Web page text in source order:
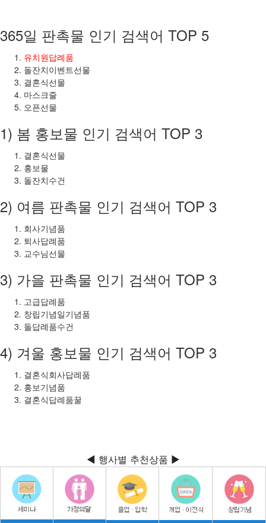
365일 판촉물 인기 검색어 TOP 5
유치원답례품
돌잔치이벤트선물
결혼식선물
마스크줄
오픈선물
1) 봄 홍보물 인기 검색어 TOP 3
결혼식선물
홍보물
돌잔치수건
2) 여름 판촉물 인기 검색어 TOP 3
회사기념품
퇴사답례품
교수님선물
3) 가을 판촉물 인기 검색어 TOP 3
고급답례품
창립기념일기념품
돌답례품수건
4) 겨울 홍보물 인기 검색어 TOP 3
결혼식회사답례품
홍보기념품
결혼식답례품꿀
◀ 행사별 추천상품 ▶